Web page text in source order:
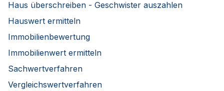
Haus überschreiben - Geschwister auszahlen
Hauswert ermitteln
Immobilienbewertung
Immobilienwert ermitteln
Sachwertverfahren
Vergleichswertverfahren